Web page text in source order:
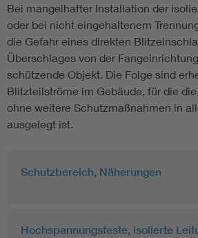
Bei mangelhafter Installation der
oder bei nicht eingehaltenem
die Gefahr eines direkten
Überschlages von der
schützende Objekt. Die Folge sind
Blitzteilströme im Gebäude, für die
ohne weitere Schutzmaßnahmen in
ausgelegt ist.
Schutzbereich, Näherungen
Hochspannungsfeste, isolierte